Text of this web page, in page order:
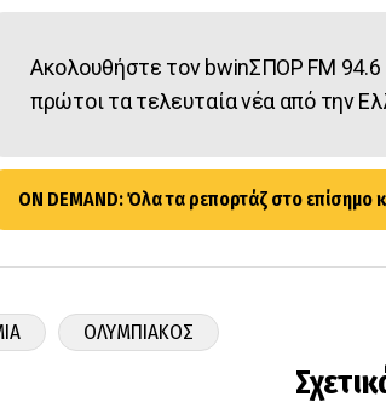
Ακολουθήστε τον bwinΣΠΟΡ FM 94.6
πρώτοι τα τελευταία νέα από την
ON DEMAND: Όλα τα ρεπορτάζ στο
ΟΛΥΜΠΙΑΚΟΣ